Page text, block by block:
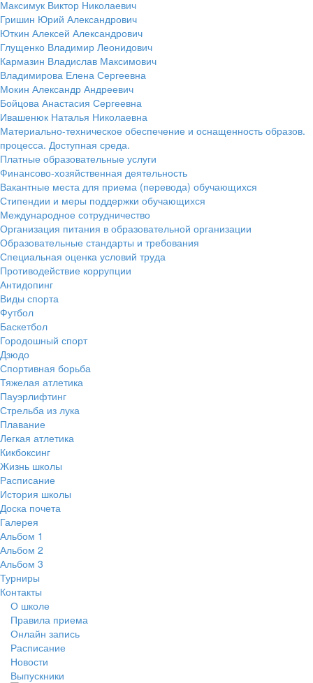
Максимук Виктор Николаевич
Гришин Юрий Александрович
Юткин Алексей Александрович
Глущенко Владимир Леонидович
Кармазин Владислав Максимович
Владимирова Елена Сергеевна
Мокин Александр Андреевич
Бойцова Анастасия Сергеевна
Ивашенюк Наталья Николаевна
Материально-техническое обеспечение и оснащенность образов.
процесса. Доступная среда.
Платные образовательные услуги
Финансово-хозяйственная деятельность
Вакантные места для приема (перевода) обучающихся
Стипендии и меры поддержки обучающихся
Международное сотрудничество
Организация питания в образовательной организации
Образовательные стандарты и требования
Специальная оценка условий труда
Противодействие коррупции
Антидопинг
Виды спорта
Футбол
Баскетбол
Городошный спорт
Дзюдо
Спортивная борьба
Тяжелая атлетика
Пауэрлифтинг
Стрельба из лука
Плавание
Легкая атлетика
Кикбоксинг
Жизнь школы
Расписание
История школы
Доска почета
Галерея
Альбом 1
Альбом 2
Альбом 3
Турниры
Контакты
О школе
Правила приема
Онлайн запись
Расписание
Новости
Выпускники